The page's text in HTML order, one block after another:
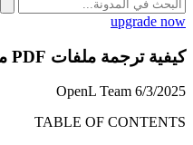
upgrade now
كيفية ترجمة ملفات PDF مع الحفاظ على التنسيق
OpenL Team 6/3/2025
TABLE OF CONTENTS